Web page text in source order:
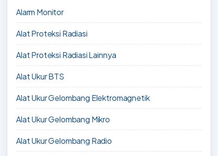
Alarm Monitor
Alat Proteksi Radiasi
Alat Proteksi Radiasi Lainnya
Alat Ukur BTS
Alat Ukur Gelombang Elektromagnetik
Alat Ukur Gelombang Mikro
Alat Ukur Gelombang Radio